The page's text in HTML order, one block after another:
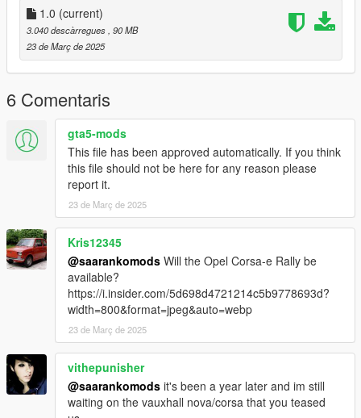
1.0 (current)
3.040 descàrregues , 90 MB
23 de Març de 2025
6 Comentaris
gta5-mods
This file has been approved automatically. If you think
this file should not be here for any reason please
report it.
23 de Març de 2025
Kris12345
@saarankomods Will the Opel Corsa-e Rally be
available?
https://i.insider.com/5d698d4721214c5b9778693d?
width=800&format=jpeg&auto=webp
23 de Març de 2025
vithepunisher
@saarankomods it's been a year later and im still
waiting on the vauxhall nova/corsa that you teased